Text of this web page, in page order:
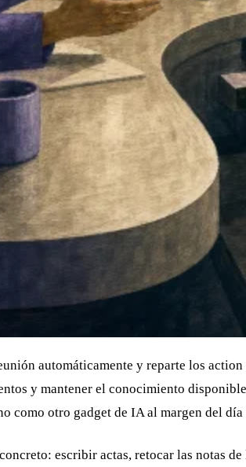
automáticamente y reparte los
y mantener el conocimiento
como otro gadget de IA al margen del día
escribir actas, retocar las notas